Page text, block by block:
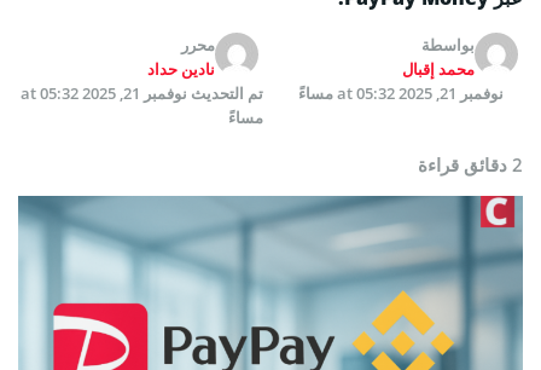
بواسطة
محمد إقبال
محرر
نادين حداد
نوفمبر 21, 2025 at 05:32 مساءً
تم التحديث
نوفمبر 21, 2025 at 05:32
مساءً
2 دقائق قراءة